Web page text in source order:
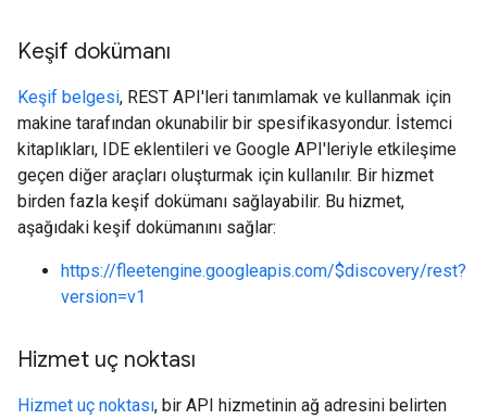
Keşif dokümanı
Keşif belgesi, REST API'leri tanımlamak ve kullanmak için
makine tarafından okunabilir bir spesifikasyondur. İstemci
kitaplıkları, IDE eklentileri ve Google API'leriyle etkileşime
geçen diğer araçları oluşturmak için kullanılır. Bir hizmet
birden fazla keşif dokümanı sağlayabilir. Bu hizmet,
aşağıdaki keşif dokümanını sağlar:
https://fleetengine.googleapis.com/$discovery/rest?
version=v1
Hizmet uç noktası
Hizmet uç noktası, bir API hizmetinin ağ adresini belirten